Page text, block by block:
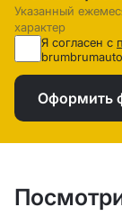
Указанный
характер
Я согласен с
Оформить